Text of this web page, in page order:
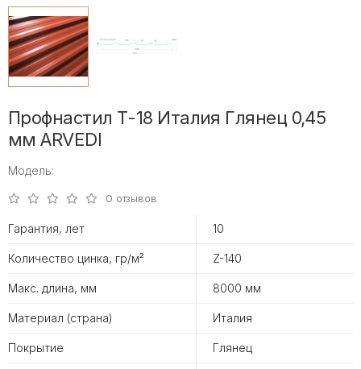
Профнастил Т-18 Италия Глянец 0,45
мм ARVEDI
Модель:
0 отзывов
Гарантия, лет 10
Количество цинка, гр/м² Z-140
Макс. длина, мм 8000 мм
Материал (страна) Италия
Покрытие Глянец